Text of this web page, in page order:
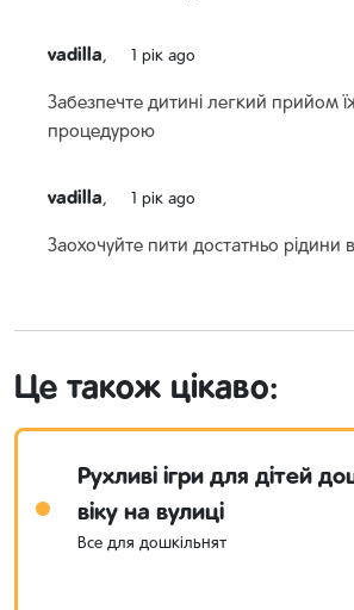
vadilla, 1 рік ago
Забезпечте дитині легкий прийом
процедурою
vadilla, 1 рік ago
Заохочуйте пити достатньо рідини в
Це також цікаво:
Рухливі ігри для дітей
віку на вулиці
Все для дошкільнят